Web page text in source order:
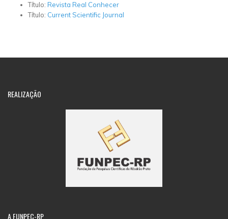
Título: Revista Real Conhecer
Título: Current Scientific Journal
REALIZAÇÃO
AFUNPEC-RP